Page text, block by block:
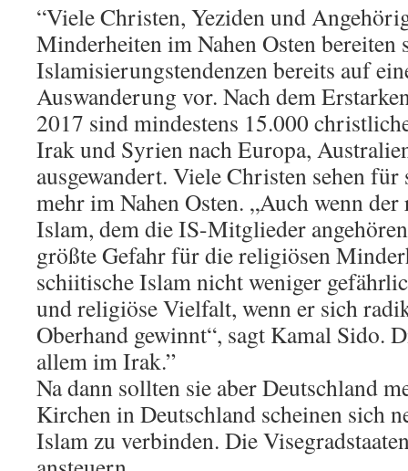
“Viele Christen, Yeziden und
Minderheiten im Nahen Osten bereiten
Islamisierungstendenzen bereits auf
Auswanderung vor. Nach dem
2017 sind mindestens 15.000
Irak und Syrien nach Europa,
ausgewandert. Viele Christen sehen
mehr im Nahen Osten. „Auch wenn
Islam, dem die IS-Mitglieder
größte Gefahr für die religiösen
schiitische Islam nicht weniger
und religiöse Vielfalt, wenn er sich
Oberhand gewinnt“, sagt Kamal Sido.
allem im Irak.”
Na dann sollten sie aber Deutschland
Kirchen in Deutschland scheinen sich
Islam zu verbinden. Die